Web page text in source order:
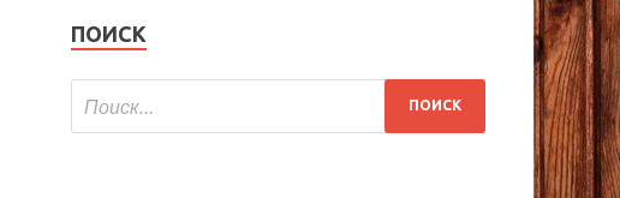
ПОИСК